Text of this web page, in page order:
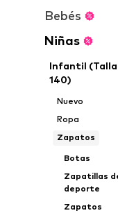
Bebés
Niñas
Infantil (Talla
140)
Nuevo
Ropa
Zapatos
Botas
Zapatillas
deporte
Zapatos